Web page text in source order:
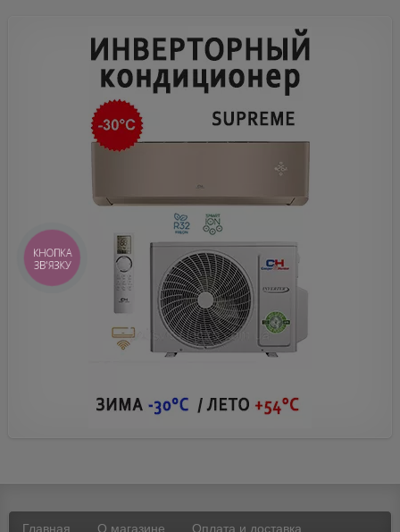
Главная О магазине Оплата и доставка
КНОПКА
ЗВ'ЯЗКУ